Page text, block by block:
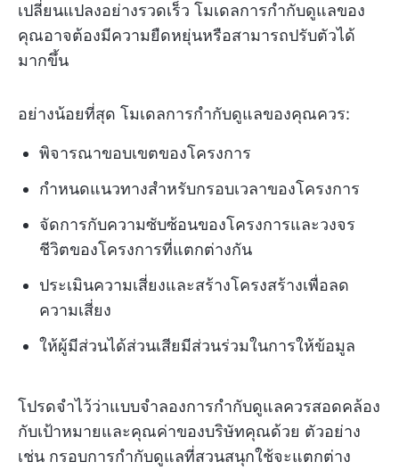
เปลี่ยนแปลงอย่างรวดเร็ว โมเดลการกำกับดูแลของ
คุณอาจต้องมีความยืดหยุ่นหรือสามารถปรับตัวได้
มากขึ้น
อย่างน้อยที่สุด โมเดลการกำกับดูแลของคุณควร:
พิจารณาขอบเขตของโครงการ
กำหนดแนวทางสำหรับกรอบเวลาของโครงการ
จัดการกับความซับซ้อนของโครงการและวงจร
ชีวิตของโครงการที่แตกต่างกัน
ประเมินความเสี่ยงและสร้างโครงสร้างเพื่อลด
ความเสี่ยง
ให้ผู้มีส่วนได้ส่วนเสียมีส่วนร่วมในการให้ข้อมูล
โปรดจำไว้ว่าแบบจำลองการกำกับดูแลควรสอดคล้อง
กับเป้าหมายและคุณค่าของบริษัทคุณด้วย ตัวอย่าง
เช่น กรอบการกำกับดูแลที่สวนสนุกใช้จะแตกต่าง